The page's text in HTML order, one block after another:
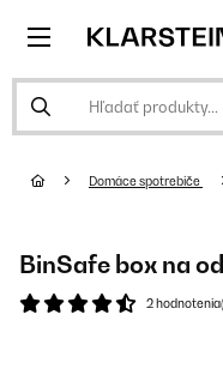
Domáce spotrebiče
BinSafe box na
2